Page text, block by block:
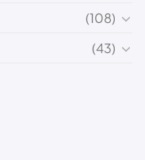
(108)
(43)